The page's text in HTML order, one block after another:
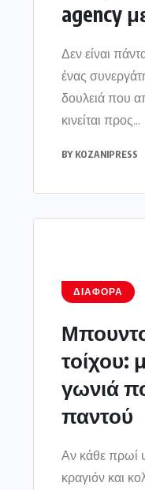
agency
Δεν είναι
ένας
δουλειά που
κινείται προς...
BY KOZANIPRESS
ΔΙΆΦΟΡΑ
τοίχου:
γωνιά
παντού
Αν κάθε πρωί
κραγιόν και